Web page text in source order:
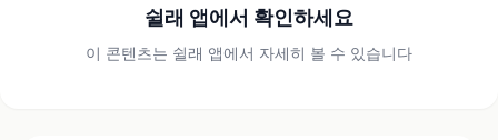
쉴래 앱에서 확인하세요
이 콘텐츠는 쉴래 앱에서 자세히 볼 수 있습니다